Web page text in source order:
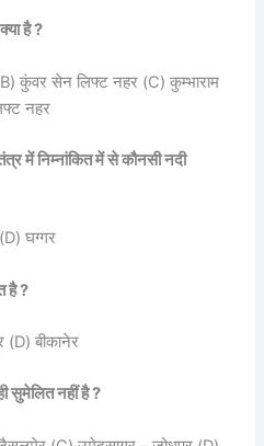
है ?
कुंवर सेन लिफ्ट नहर (C) कुम्भाराम
नहर
में निम्नांकित में से कौनसी नदी
घग्गर
है ?
बीकानेर
सुमेलित नहीं है ?